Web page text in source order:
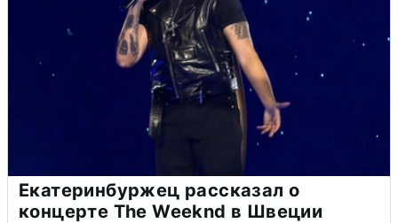
Екатеринбуржец рассказал о
концерте The Weeknd в Швеции